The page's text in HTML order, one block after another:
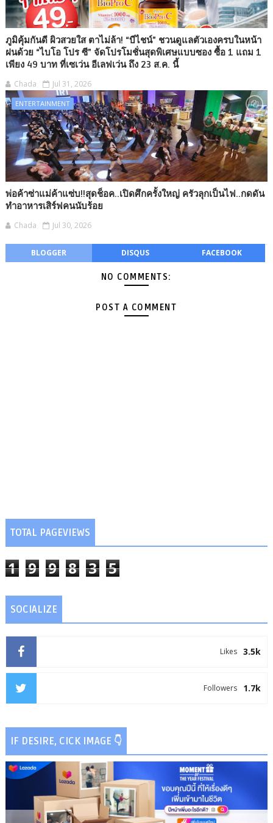
ภูมิคุ้มกันดี ผิวสวยใส ตาไม่ล้า! “บีไชน์” ชวนดูแลตัวเองครบในหน้า
ฝนด้วย “ไบโอ โปร ซี” จัดโปรโมชั่นสุดพิเศษแบบซอง ซื้อ 1 แถม 1
เพียง 49 บาท ที่เซเว่น อีเลฟเว่น ถึง 23 ส.ค. นี้
Chada Jul 31, 2026
ENTERTAINMENT
พ่อค้าซ่าแม่ค้าแซ่บ!!สุดช็อค..เปิดศึกครั้งใหญ่ ครัวลุกเป็นไฟ..กดดัน
ทำอาหารเสิร์ฟคนนับร้อย
Chada Jul 30, 2026
BLOGGER DISQUS FACEBOOK
NO COMMENTS:
POST A COMMENT
TOTAL PAGEVIEWS
1 9 9 8 3 5
SOCIALIZE
3.5k
Likes
1.7k
Followers
IF DESIRE, CICK IMAGE 👇